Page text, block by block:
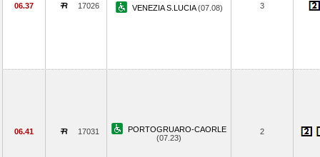
06.37 17026 VENEZIA S.LUCIA(07.08) 3
06.41 17031
PORTOGRUARO-CAORLE
(07.23)
2